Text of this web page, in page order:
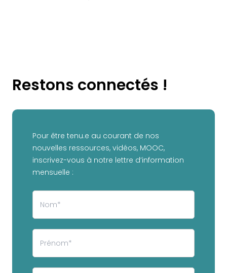
Restons connectés !
Pour être tenu.e au courant de nos
nouvelles ressources, vidéos, MOOC,
inscrivez-vous à notre lettre d’information
mensuelle :